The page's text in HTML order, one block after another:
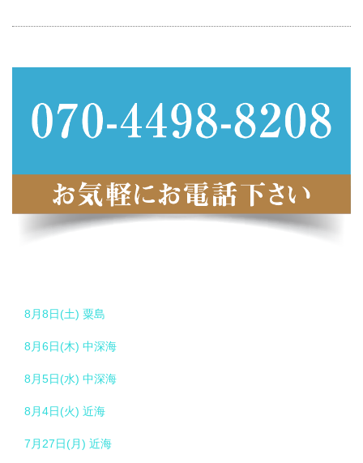
8月8日(土) 粟島
8月6日(木) 中深海
8月5日(水) 中深海
8月4日(火) 近海
7月27日(月) 近海